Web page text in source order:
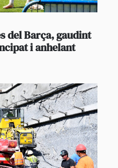
del Barça, gaudint
i anhelant